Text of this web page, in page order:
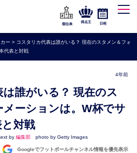
順位表
得点王 日程
ー > コスタリカ代表は誰がいる？ 現在のスタメン＆フォ
代表と対戦
4年前
ーションは。W杯でサ
対戦
by 編集部 photo by Getty Images
Googleでフットボールチャンネル情報を優先表示